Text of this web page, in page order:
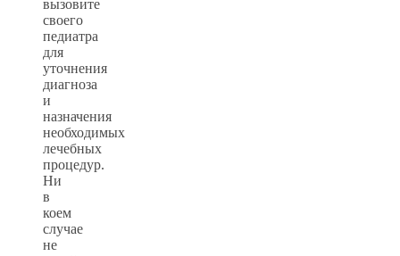
вызовите
своего
педиатра
для
уточнения
диагноза
и
назначения
необходимых
лечебных
процедур.
Ни
в
коем
случае
не